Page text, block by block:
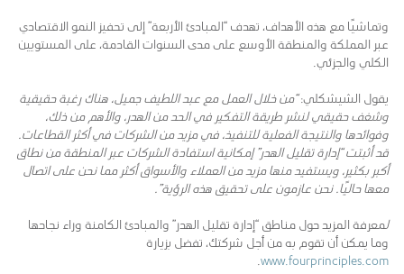
وتماشيًا مع هذه الأهداف، تهدف “المبادئ الأربعة” إلى تحفيز النمو الاقتصادي
عبر المملكة والمنطقة الأوسع على مدى السنوات القادمة، على المستويين
الكلي والجزئي.
يقول الشيشكلي:“من خلال العمل مع عبد اللطيف جميل، هناك رغبة حقيقية
وشغف حقيقي لنشر طريقة التفكير في الحد من الهدر، والأهم من ذلك،
وفوائدها والنتيجة الفعلية للتنفيذ، في مزيد من الشركات في أكثر القطاعات.
قد أثبتت “إدارة تقليل الهدر” إمكانية استفادة الشركات عبر المنطقة من نطاق
أكبر بكثير، ويستفيد منها مزيد من العملاء والأسواق أكثر مما نحن على اتصال
معها حاليًا. نحن عازمون على تحقيق هذه الرؤية”.
لمعرفة المزيد حول مناطق “إدارة تقليل الهدر” والمبادئ الكامنة وراء نجاحها
وما يمكن أن تقوم به من أجل شركتك، تفضل بزيارة
www.fourprinciples.com
.